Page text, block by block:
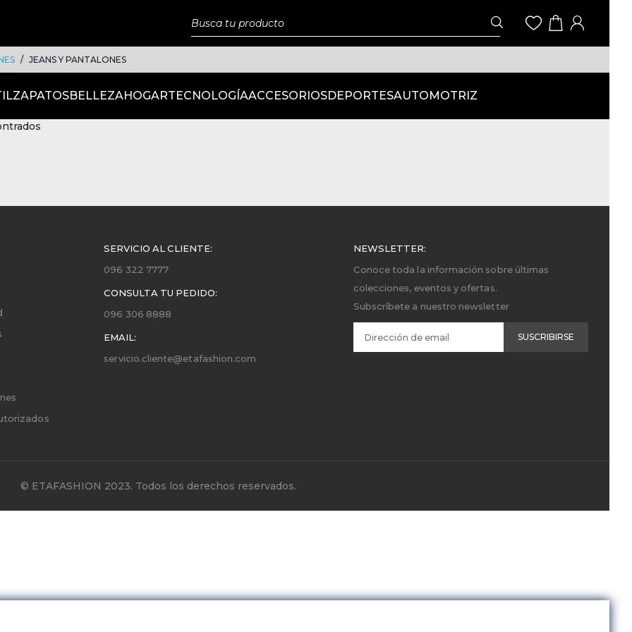
JEANS Y PANTALONES
ZAPATOSBELLEZAHOGARTECNOLOGÍAACCESORIOSDEPORTESAUTOMOTRIZ
SERVICIO AL CLIENTE:
096 322 7777
CONSULTA TU PEDIDO:
096 306 8888
EMAIL:
servicio.cliente@etafashion.com
NEWSLETTER:
Conoce toda la información sobre últimas
colecciones, eventos y ofertas.
Subscríbete a nuestro newsletter
SUSCRIBIRSE
© ETAFASHION 2023. Todos los derechos reservados.